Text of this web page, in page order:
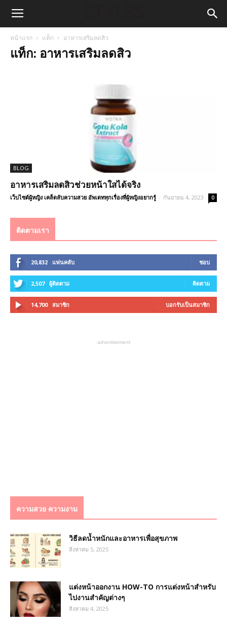
หน้าแรก แท็ก อาหารเสริมลดสิว
แท็ก: อาหารเสริมลดสิว
BLOG
อาหารเสริมลดสิวช่วยหน้าใสได้จริง
เว็บไซต์ผู้หญิง เคล็ดลับความสวย อัพเดททุกเรื่องที่ผู้หญิงอยากรู้ - กันยายน 4, 2023 0
ติดตามเรา
20,832 แฟนคลับ ชอบ
2,507 ผู้ติดตาม ติดตาม
14,700 สมาชิก บอกรับเป็นสมาชิก
advertisement
ความสวย ความงาม
วิธีลดน้ำหนักและอาหารเพื่อสุขภาพ
สิงหาคม 5, 2025
แต่งหน้าออกงาน HOW-TO การแต่งหน้าสำหรับ
ไปงานสำคัญต่างๆ
สิงหาคม 4, 2025